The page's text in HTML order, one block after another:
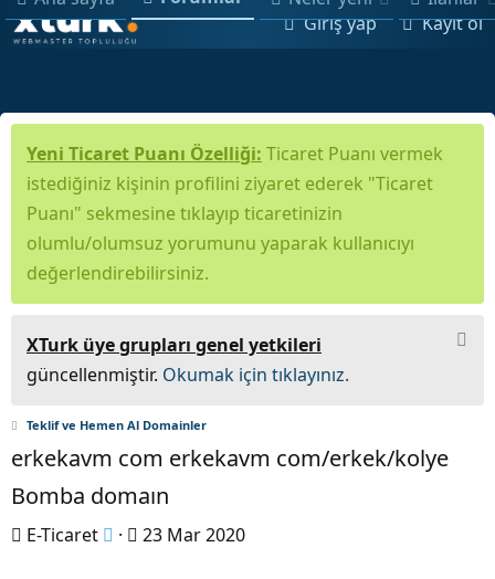
Giriş yap Kayıt ol
Yeni Ticaret Puanı Özelliği: Ticaret Puanı vermek
istediğiniz kişinin profilini ziyaret ederek "Ticaret
Puanı" sekmesine tıklayıp ticaretinizin
olumlu/olumsuz yorumunu yaparak kullanıcıyı
değerlendirebilirsiniz.
XTurk üye grupları genel yetkileri
güncellenmiştir. Okumak için tıklayınız.
Teklif ve Hemen Al Domainler
erkekavm com erkekavm com/erkek/kolye
Bomba domaın
K
E-Ticaret
B
23 Mar 2020